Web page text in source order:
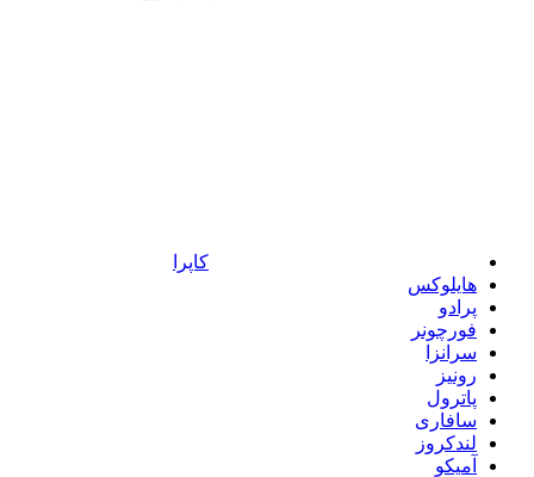
کاپرا
هایلوکس
پرادو
فورچونر
سرانزا
رونیز
پاترول
سافاری
لندکروز
آمیکو